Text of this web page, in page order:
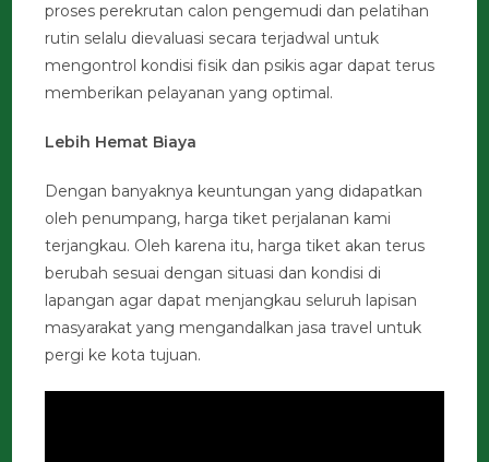
proses perekrutan calon pengemudi dan pelatihan
rutin selalu dievaluasi secara terjadwal untuk
mengontrol kondisi fisik dan psikis agar dapat terus
memberikan pelayanan yang optimal.
Lebih Hemat Biaya
Dengan banyaknya keuntungan yang didapatkan
oleh penumpang, harga tiket perjalanan kami
terjangkau. Oleh karena itu, harga tiket akan terus
berubah sesuai dengan situasi dan kondisi di
lapangan agar dapat menjangkau seluruh lapisan
masyarakat yang mengandalkan jasa travel untuk
pergi ke kota tujuan.